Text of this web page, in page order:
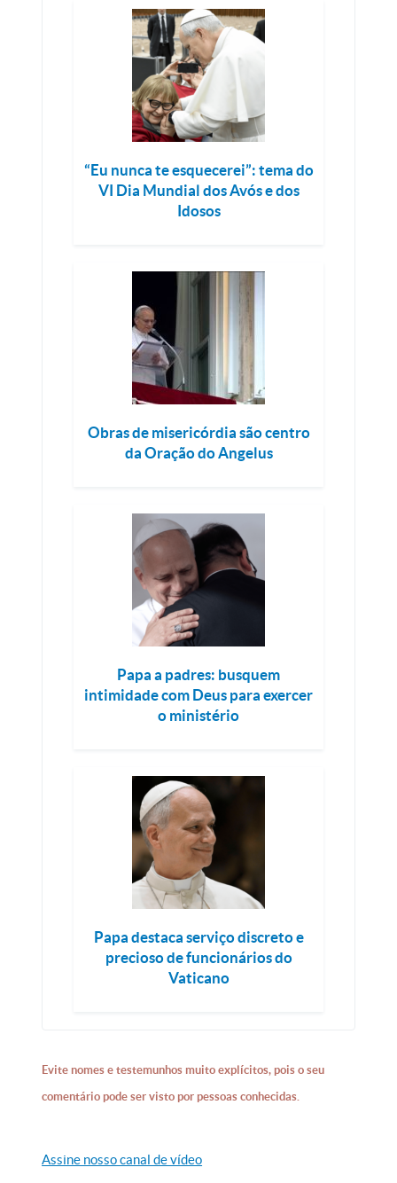
“Eu nunca te esquecerei”: tema do
VI Dia Mundial dos Avós e dos
Idosos
Obras de misericórdia são centro
da Oração do Angelus
Papa a padres: busquem
intimidade com Deus para exercer
o ministério
Papa destaca serviço discreto e
precioso de funcionários do
Vaticano
Evite nomes e testemunhos muito explícitos, pois o seu
comentário pode ser visto por pessoas conhecidas.
Assine nosso canal de vídeo